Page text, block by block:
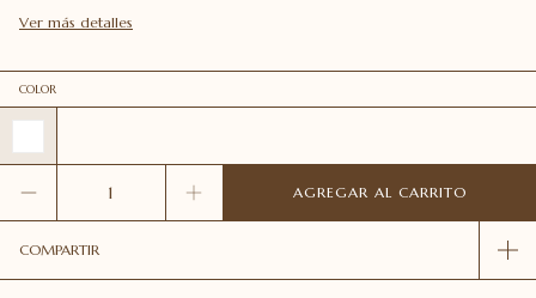
Ver más detalles
COLOR
COMPARTIR